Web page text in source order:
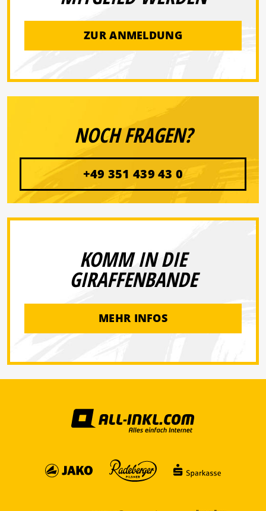
ZUR ANMELDUNG
NOCH FRAGEN?
+49 351 439 43 0
KOMM IN DIE
GIRAFFENBANDE
MEHR INFOS